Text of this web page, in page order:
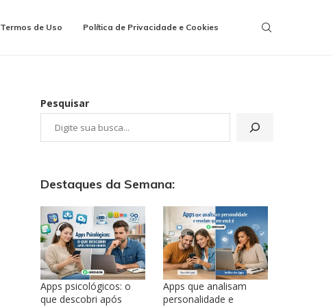
Termos de Uso Política de Privacidade e Cookies
Pesquisar
Destaques da Semana:
Apps psicológicos: o
que descobri após
Apps que analisam
personalidade e